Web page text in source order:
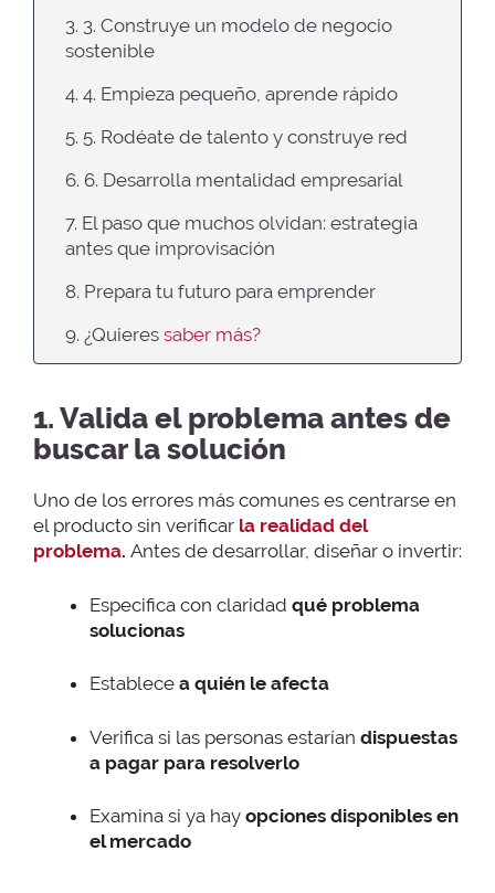
3. 3. Construye un modelo de negocio
sostenible
4. 4. Empieza pequeño, aprende rápido
5. 5. Rodéate de talento y construye red
6. 6. Desarrolla mentalidad empresarial
7. El paso que muchos olvidan: estrategia
antes que improvisación
8. Prepara tu futuro para emprender
9. ¿Quieres saber más?
1. Valida el problema antes de
buscar la solución
Uno de los errores más comunes es centrarse en
el producto sin verificar la realidad del
problema. Antes de desarrollar, diseñar o invertir:
Especifica con claridad qué problema
solucionas
Establece a quién le afecta
Verifica si las personas estarían dispuestas
a pagar para resolverlo
Examina si ya hay opciones disponibles en
el mercado